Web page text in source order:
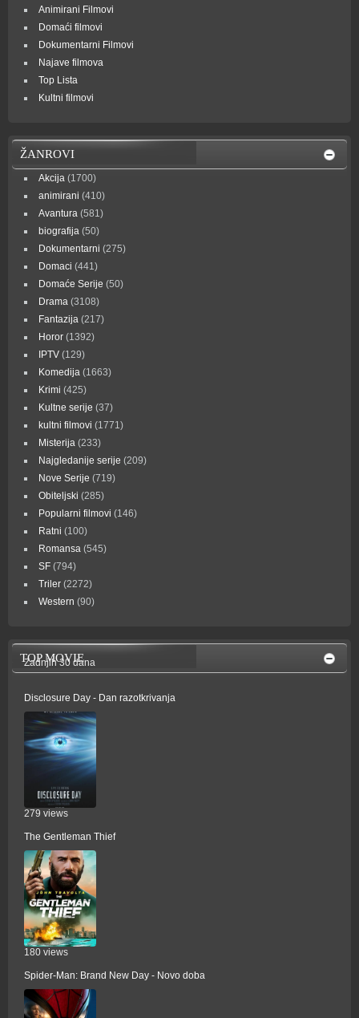
Animirani Filmovi
Domaći filmovi
Dokumentarni Filmovi
Najave filmova
Top Lista
Kultni filmovi
ŽANROVI
Akcija (1700)
animirani (410)
Avantura (581)
biografija (50)
Dokumentarni (275)
Domaci (441)
Domaće Serije (50)
Drama (3108)
Fantazija (217)
Horor (1392)
IPTV (129)
Komedija (1663)
Krimi (425)
Kultne serije (37)
kultni filmovi (1771)
Misterija (233)
Najgledanije serije (209)
Nove Serije (719)
Obiteljski (285)
Popularni filmovi (146)
Ratni (100)
Romansa (545)
SF (794)
Triler (2272)
Western (90)
TOP MOVIE
Zadnjih 30 dana
Disclosure Day - Dan razotkrivanja
279 views
The Gentleman Thief
180 views
Spider-Man: Brand New Day - Novo doba